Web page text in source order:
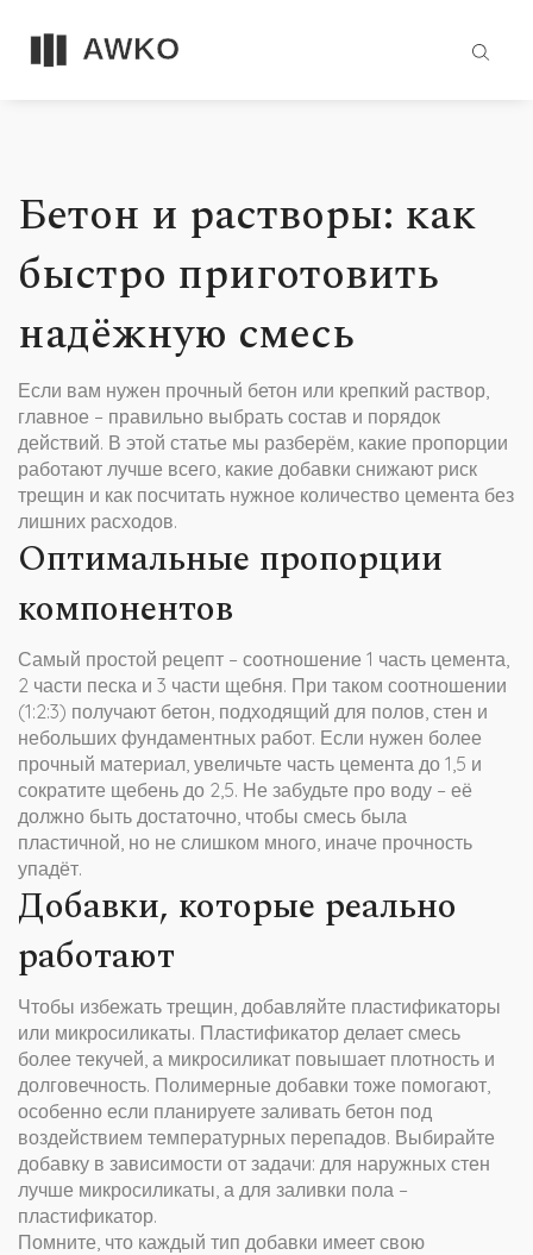
Бетон и растворы: как
быстро приготовить
надёжную смесь
Если вам нужен прочный бетон или крепкий раствор,
главное – правильно выбрать состав и порядок
действий. В этой статье мы разберём, какие пропорции
работают лучше всего, какие добавки снижают риск
трещин и как посчитать нужное количество цемента без
лишних расходов.
Оптимальные пропорции
компонентов
Самый простой рецепт – соотношение 1 часть цемента,
2 части песка и 3 части щебня. При таком соотношении
(1:2:3) получают бетон, подходящий для полов, стен и
небольших фундаментных работ. Если нужен более
прочный материал, увеличьте часть цемента до 1,5 и
сократите щебень до 2,5. Не забудьте про воду – её
должно быть достаточно, чтобы смесь была
пластичной, но не слишком много, иначе прочность
упадёт.
Добавки, которые реально
работают
Чтобы избежать трещин, добавляйте пластификаторы
или микросиликаты. Пластификатор делает смесь
более текучей, а микросиликат повышает плотность и
долговечность. Полимерные добавки тоже помогают,
особенно если планируете заливать бетон под
воздействием температурных перепадов. Выбирайте
добавку в зависимости от задачи: для наружных стен
лучше микросиликаты, а для заливки пола –
пластификатор.
Помните, что каждый тип добавки имеет свою